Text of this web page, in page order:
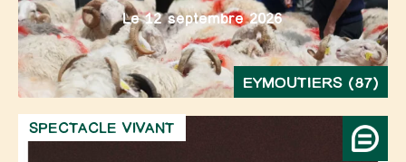
Le 12 septembre 2026
EYMOUTIERS (87)
SPECTACLE VIVANT